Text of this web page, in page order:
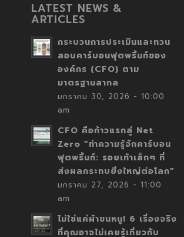
LATEST NEWS &
ARTICLES
กระบวนการประเมินและทวน
สอบคาร์บอนฟุตพริ้นท์ของ
องค์กร (CFO) ตาม
มาตรฐานสากล
มกราคม 30, 2026 - 10:00
am
CFO คือก้าวแรกสู่ Net
Zero “ทำความรู้จักคาร์บอน
ฟุตพริ้นท์: รอยเท้าเล็กๆ ที่
ส่งผลกระทบยิ่งใหญ่ต่อโลก”
มกราคม 27, 2026 - 11:00
am
ไม่ใช่แค่ผ้าขนหนู! 6 เรื่องจริง
ที่คุณอาจไม่เคยรู้เกี่ยวกับ